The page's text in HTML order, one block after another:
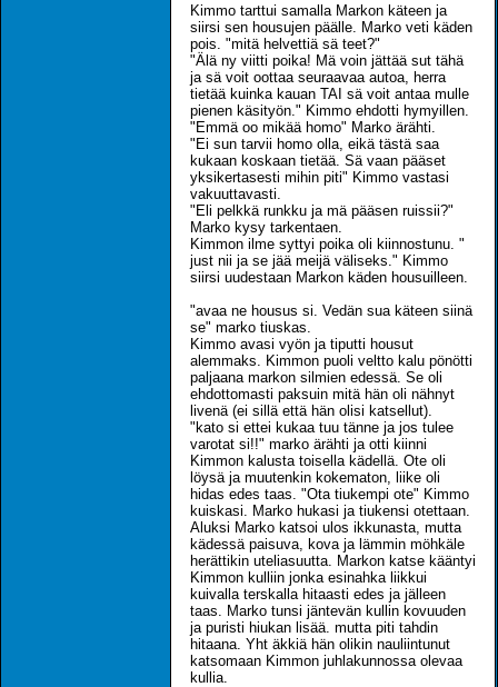
Kimmo tarttui samalla Markon käteen ja
siirsi sen housujen päälle. Marko veti käden
pois. "mitä helvettiä sä teet?"
"Älä ny viitti poika! Mä voin jättää sut tähä
ja sä voit oottaa seuraavaa autoa, herra
tietää kuinka kauan TAI sä voit antaa mulle
pienen käsityön." Kimmo ehdotti hymyillen.
"Emmä oo mikää homo" Marko ärähti.
"Ei sun tarvii homo olla, eikä tästä saa
kukaan koskaan tietää. Sä vaan pääset
yksikertasesti mihin piti" Kimmo vastasi
vakuuttavasti.
"Eli pelkkä runkku ja mä pääsen ruissii?"
Marko kysy tarkentaen.
Kimmon ilme syttyi poika oli kiinnostunu. "
just nii ja se jää meijä väliseks." Kimmo
siirsi uudestaan Markon käden housuilleen.
"avaa ne housus si. Vedän sua käteen siinä
se" marko tiuskas.
Kimmo avasi vyön ja tiputti housut
alemmaks. Kimmon puoli veltto kalu pönötti
paljaana markon silmien edessä. Se oli
ehdottomasti paksuin mitä hän oli nähnyt
livenä (ei sillä että hän olisi katsellut).
"kato si ettei kukaa tuu tänne ja jos tulee
varotat si!!" marko ärähti ja otti kiinni
Kimmon kalusta toisella kädellä. Ote oli
löysä ja muutenkin kokematon, liike oli
hidas edes taas. "Ota tiukempi ote" Kimmo
kuiskasi. Marko hukasi ja tiukensi otettaan.
Aluksi Marko katsoi ulos ikkunasta, mutta
kädessä paisuva, kova ja lämmin möhkäle
herättikin uteliasuutta. Markon katse kääntyi
Kimmon kulliin jonka esinahka liikkui
kuivalla terskalla hitaasti edes ja jälleen
taas. Marko tunsi jäntevän kullin kovuuden
ja puristi hiukan lisää. mutta piti tahdin
hitaana. Yht äkkiä hän olikin nauliintunut
katsomaan Kimmon juhlakunnossa olevaa
kullia.